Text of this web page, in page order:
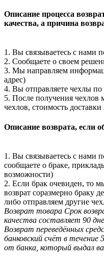
Описание процесса
качества, а причина
1. Вы связываетесь с нами
2. Сообщаете о своем
3. Мы направляем
адрес)
4. Вы отправляете чехлы по
5. После получения чехлов
чехлов, стоимость доставки
Описание возврата, если
1. Вы связываетесь с нами
сообщаете о браке,
возможности)
2. Если брак очевиден, то
возврат соразмерно браку
либо отправляем другие
Возврат товара Срок
качества составляет 90
Возврат переведённых
банковский счёт в течение
от банка, который выдал